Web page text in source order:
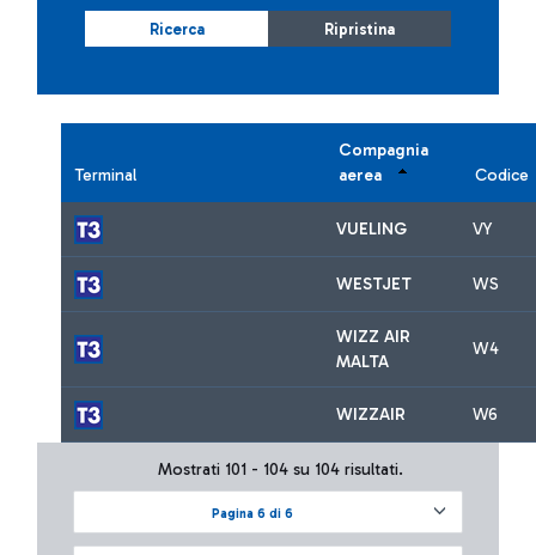
Ricerca Ripristina
Terminal
Compagnia
aerea
Codice
VUELING VY
WESTJET WS
WIZZ AIR
MALTA
W4
WIZZAIR W6
Pagina 6 di 6
Mostrati 101 - 104 su 104 risultati.